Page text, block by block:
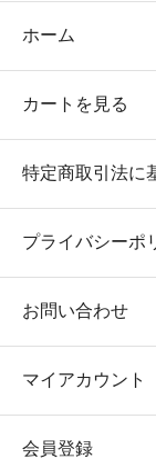
ホーム
カートを見る
特定商取引法に
プライバシーポ
お問い合わせ
マイアカウント
会員登録